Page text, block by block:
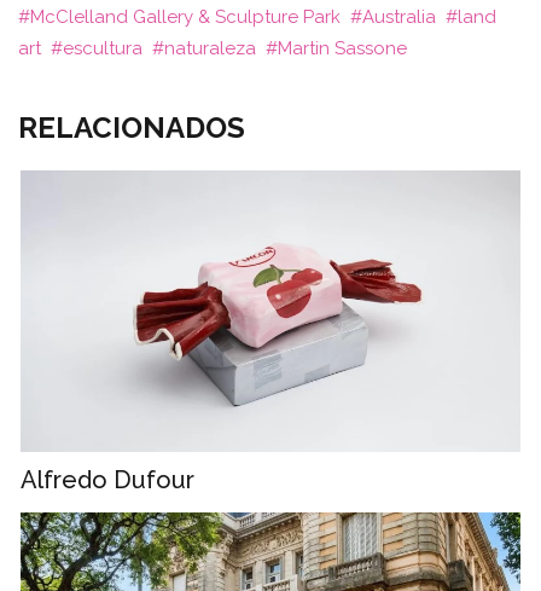
McClelland Gallery & Sculpture Park Australia
land
art
escultura naturaleza Martin Sassone
RELACIONADOS
Alfredo Dufour